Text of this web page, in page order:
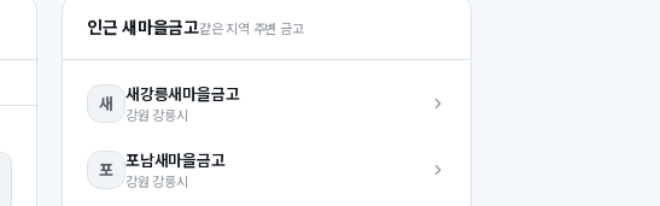
인근 새마을금고같은 지역 주변 금고
새 새강릉새마을금고
강원 강릉시
포 포남새마을금고
강원 강릉시